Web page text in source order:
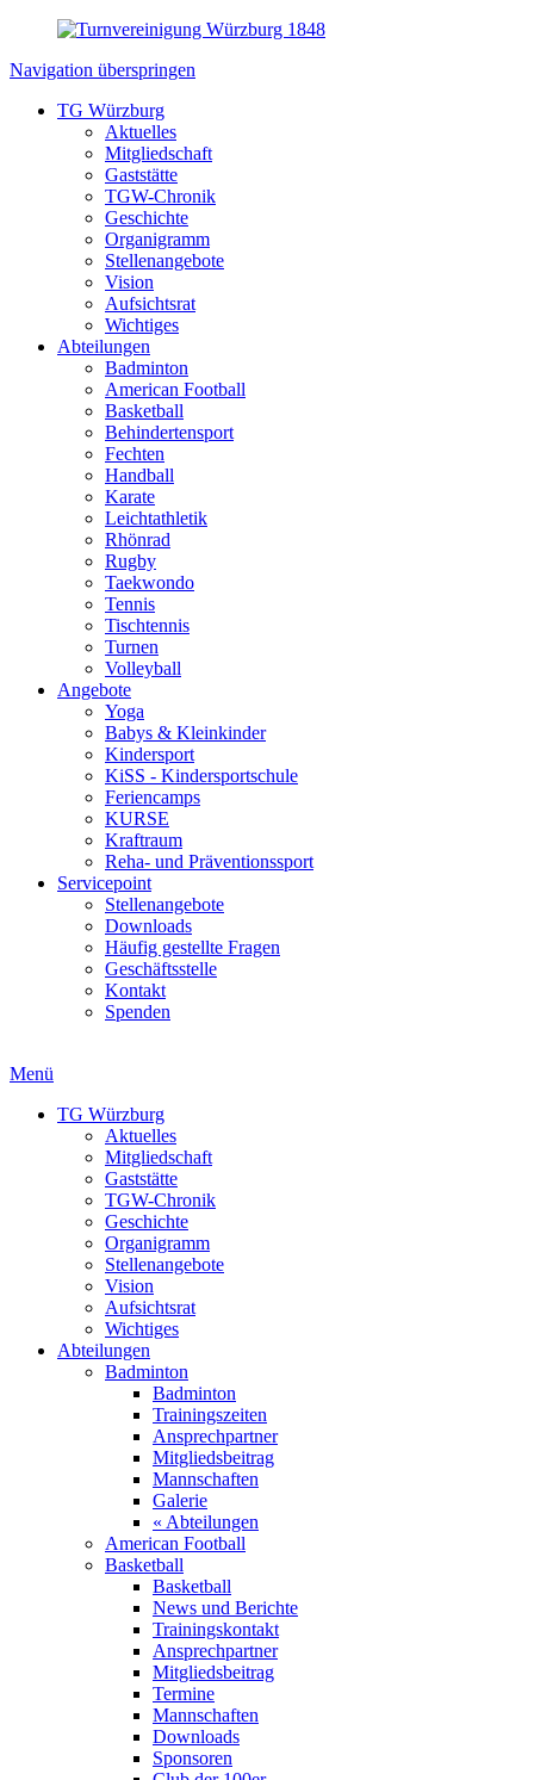
Navigation überspringen
TG Würzburg
Aktuelles
Mitgliedschaft
Gaststätte
TGW-Chronik
Geschichte
Organigramm
Stellenangebote
Vision
Aufsichtsrat
Wichtiges
Abteilungen
Badminton
American Football
Basketball
Behindertensport
Fechten
Handball
Karate
Leichtathletik
Rhönrad
Rugby
Taekwondo
Tennis
Tischtennis
Turnen
Volleyball
Angebote
Yoga
Babys & Kleinkinder
Kindersport
KiSS - Kindersportschule
Feriencamps
KURSE
Kraftraum
Reha- und Präventionssport
Servicepoint
Stellenangebote
Downloads
Häufig gestellte Fragen
Geschäftsstelle
Kontakt
Spenden
Menü
TG Würzburg
Aktuelles
Mitgliedschaft
Gaststätte
TGW-Chronik
Geschichte
Organigramm
Stellenangebote
Vision
Aufsichtsrat
Wichtiges
Abteilungen
Badminton
Badminton
Trainingszeiten
Ansprechpartner
Mitgliedsbeitrag
Mannschaften
Galerie
« Abteilungen
American Football
Basketball
Basketball
News und Berichte
Trainingskontakt
Ansprechpartner
Mitgliedsbeitrag
Termine
Mannschaften
Downloads
Sponsoren